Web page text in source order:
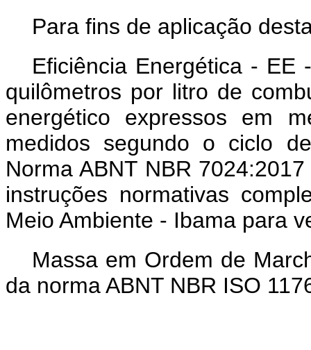
Para fins de aplicação
Eficiência Energética - EE
quilômetros por litro de
energético expressos em
medidos segundo o ciclo
Norma ABNT NBR
instruções normativas
Meio Ambiente - Ibama para
Massa em Ordem de
da norma ABNT NBR ISO